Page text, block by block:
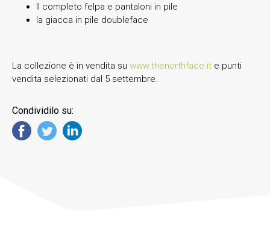
Il completo felpa e pantaloni in pile
la giacca in pile doubleface
La collezione è in vendita su www.thenorthface.it e punti
vendita selezionati dal 5 settembre.
Condividilo su: